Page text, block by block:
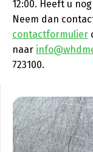
12:00. Heeft u
Neem dan
contactformulier
naar
723100.